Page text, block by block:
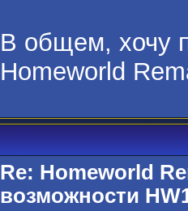
В общем, хочу
Homeworld
Re: Homeworld
возможности